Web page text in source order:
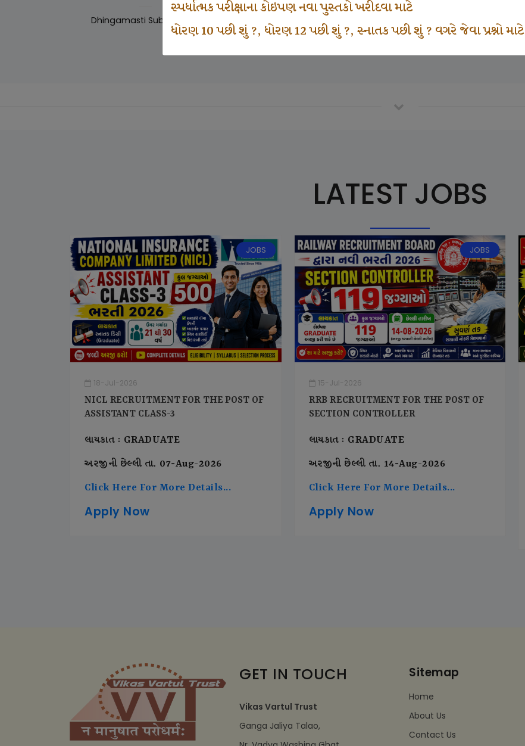
સ્પર્ધાત્મક પરીક્ષાના કોઇપણ નવા પુસ્તકો ખરીદવા માટે
ધોરણ 10 પછી શું ?, ધોરણ 12 પછી શું ?, સ્નાતક પછી શું ? વગરે જેવા પ્રશ્નો માટે
Dhingamasti Subscription
LATEST JOBS
JOBS
18-Jul-2026
NICL RECRUITMENT FOR THE POST OF
ASSISTANT CLASS-3
લાયકાત : GRADUATE
અરજીની છેલ્લી તા. 07-Aug-2026
Click Here For More Details...
Apply Now
JOBS
15-Jul-2026
RRB RECRUITMENT FOR THE POST OF
SECTION CONTROLLER
લાયકાત : GRADUATE
અરજીની છેલ્લી તા. 14-Aug-2026
Click Here For More Details...
Apply Now
GET IN TOUCH
Vikas Vartul Trust
Ganga Jaliya Talao,
Sitemap
Home
About Us
Contact Us